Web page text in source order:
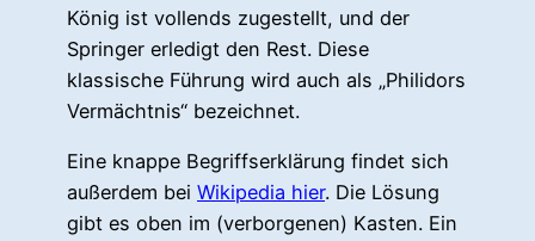
König ist vollends zugestellt, und der
Springer erledigt den Rest. Diese
klassische Führung wird auch als „Philidors
Vermächtnis“ bezeichnet.
Eine knappe Begriffserklärung findet sich
außerdem bei Wikipedia hier. Die Lösung
gibt es oben im (verborgenen) Kasten. Ein